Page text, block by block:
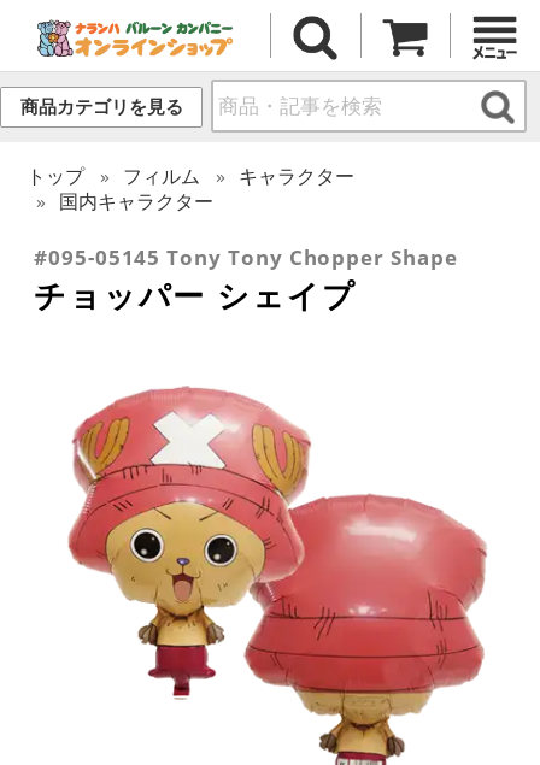
商品カテゴリを見る
トップ フィルム
キャラクター
国内キャラクター
#095-05145 Tony Tony Chopper Shape
チョッパー シェイプ